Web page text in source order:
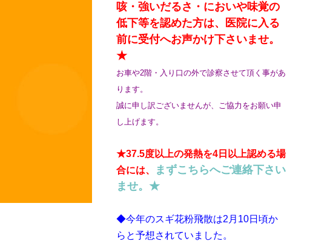
咳・強いだるさ・においや味覚の
低下等を認めた方は、医院に入る
前に受付へお声かけ下さいませ。
★
お車や2階・入り口の外で診察させて頂く事があ
ります。
誠に申し訳ございませんが、ご協力をお願い申
し上げます。
★37.5度以上の発熱を4日以上認める場
合には、
まずこちらへご連絡下さい
ませ。★
◆今年のスギ花粉飛散は2月10日頃か
らと予想されていました。